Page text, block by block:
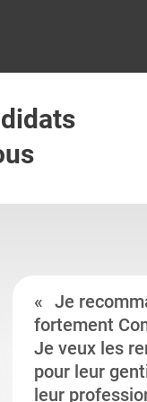
Je
fortement
Je veux les
pour leur
leur